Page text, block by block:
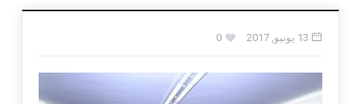
13 يونيو, 2017 0